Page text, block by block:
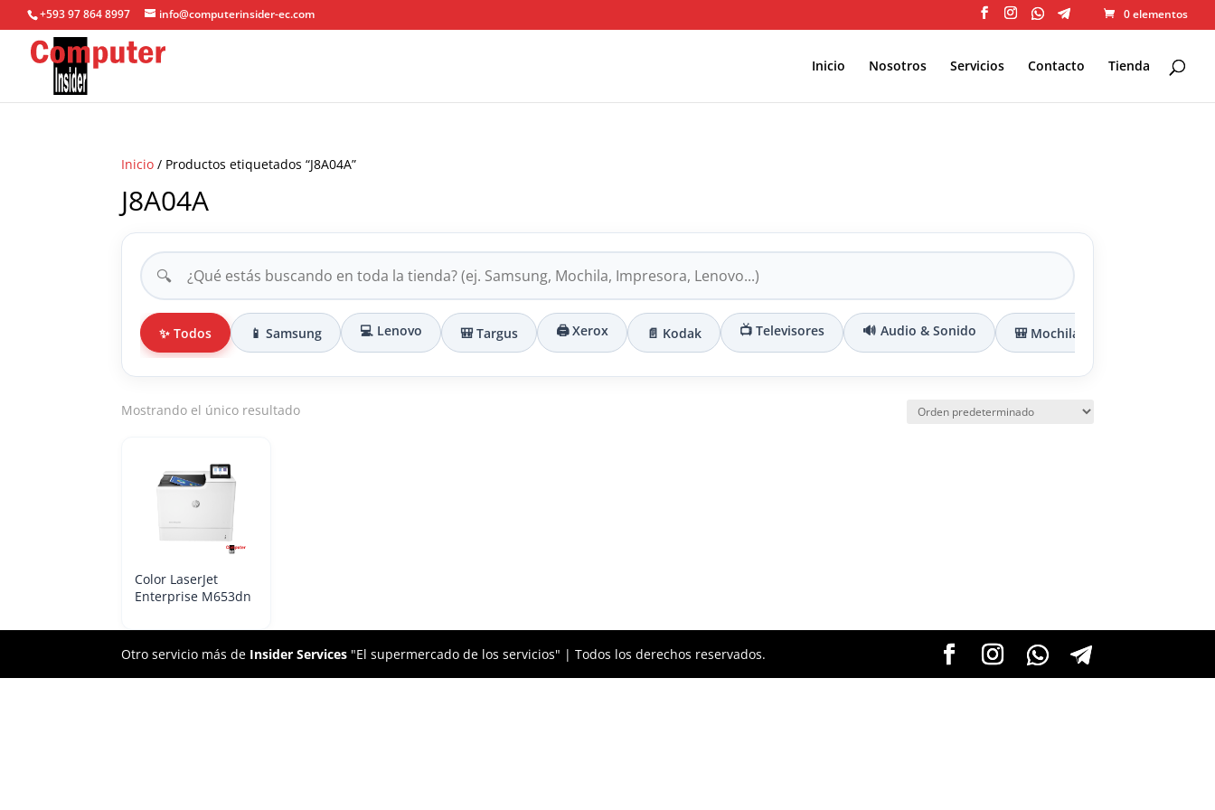
+593 97 864 8997 info@computerinsider-ec.com 0 elementos
Inicio Nosotros Servicios Contacto Tienda
Inicio / Productos etiquetados “J8A04A”
J8A04A
🔍
✨ Todos 📱 Samsung 💻 Lenovo 🎒 Targus 🖨️ Xerox 📄 Kodak 📺 Televisores 🔊 Audio & Sonido 🎒 Mochilas & Maletines
Mostrando el único resultado
Color LaserJet
Enterprise M653dn
Otro servicio más de Insider Services "El supermercado de los servicios" | Todos los derechos reservados.